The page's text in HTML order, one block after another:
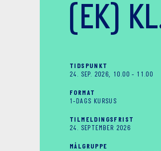
(EK)
TIDSPUNKT
24. SEP. 2026, 10.00 - 11.00
FORMAT
1-DAGS KURSUS
TILMELDINGSFRIST
24. SEPTEMBER 2026
MÅLGRUPPE